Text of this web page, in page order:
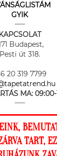
kat használ,
nyújtsa
GYIK
Budapest,
Pesti út 318.
20 319 7799
MA: 09:00-
TART,